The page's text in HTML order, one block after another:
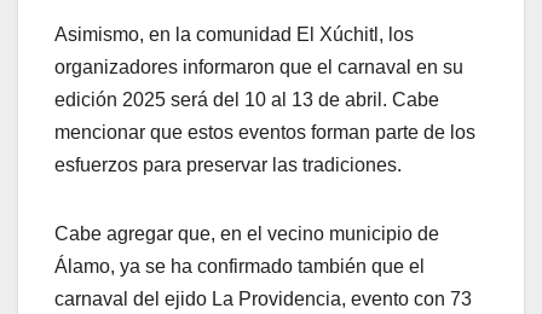
Asimismo, en la comunidad El Xúchitl, los
organizadores informaron que el carnaval en su
edición 2025 será del 10 al 13 de abril. Cabe
mencionar que estos eventos forman parte de los
esfuerzos para preservar las tradiciones.
Cabe agregar que, en el vecino municipio de
Álamo, ya se ha confirmado también que el
carnaval del ejido La Providencia, evento con 73